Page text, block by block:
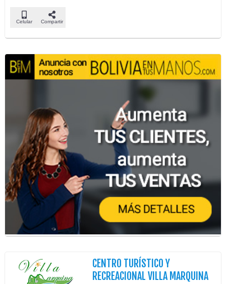
Celular Compartir
CENTRO TURÍSTICO Y
RECREACIONAL VILLA MARQUINA